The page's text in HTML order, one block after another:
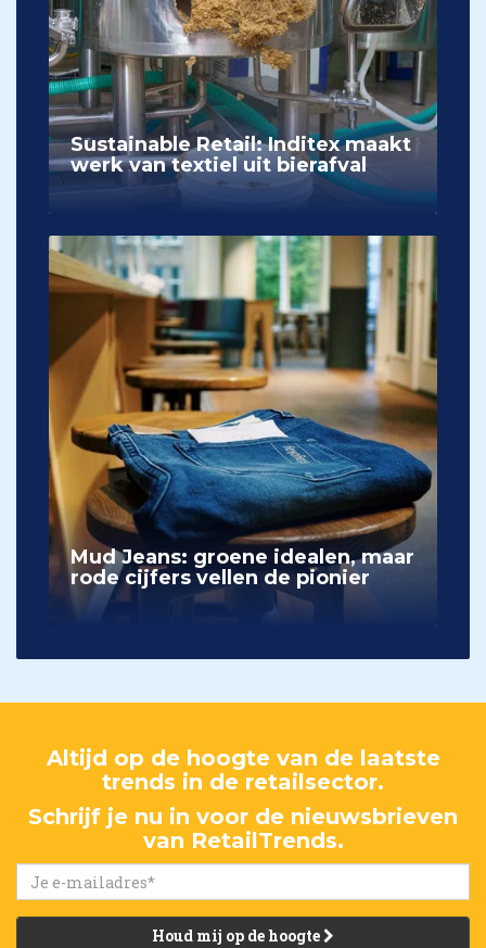
Sustainable Retail: Inditex maakt
werk van textiel uit bierafval
Mud Jeans: groene idealen, maar
rode cijfers vellen de pionier
Altijd op de hoogte van de laatste
trends in de retailsector.
Schrijf je nu in voor de nieuwsbrieven
van RetailTrends.
Houd mij op de hoogte